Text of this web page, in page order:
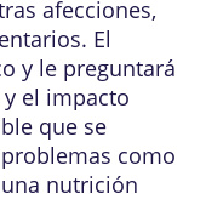
afecciones,
El
y le preguntará
el impacto
que se
como
nutrición